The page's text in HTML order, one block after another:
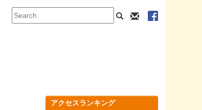
アクセスランキング